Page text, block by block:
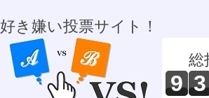
好き嫌い投票サイト！
総
9 3